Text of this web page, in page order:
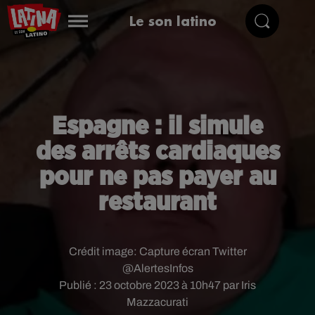
Le son latino
Espagne : il simule
des arrêts cardiaques
pour ne pas payer au
restaurant
Publié : 23 octobre 2023 à 10h47 par Iris
Mazzacurati
Crédit image: Capture écran Twitter
@AlertesInfos